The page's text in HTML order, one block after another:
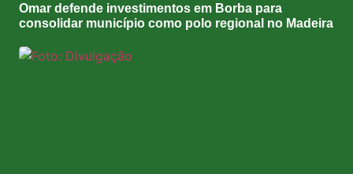
Omar defende investimentos em Borba para
consolidar município como polo regional no Madeira